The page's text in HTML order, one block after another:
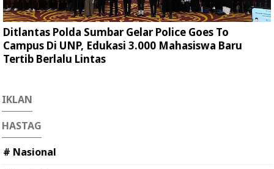
Ditlantas Polda Sumbar Gelar Police Goes To
Campus Di UNP, Edukasi 3.000 Mahasiswa Baru
Tertib Berlalu Lintas
IKLAN
HASTAG
# Nasional